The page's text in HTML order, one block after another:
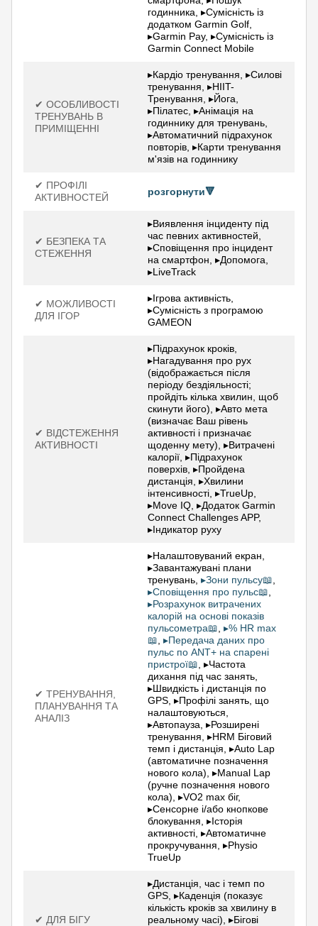
годинника, ▸Сумісність із
додатком Garmin Golf,
▸Garmin Pay, ▸Сумісність із
Garmin Connect Mobile
✔ ОСОБЛИВОСТІ
ТРЕНУВАНЬ В
ПРИМІЩЕННІ
▸Кардіо тренування, ▸Силові
тренування, ▸HIIT-
Тренування, ▸Йога,
▸Пілатес, ▸Анімація на
годиннику для тренувань,
▸Автоматичний підрахунок
повторів, ▸Карти тренування
м'язів на годиннику
✔ ПРОФІЛІ
АКТИВНОСТЕЙ
розгорнути🔻
✔ БЕЗПЕКА ТА
СТЕЖЕННЯ
▸Виявлення інциденту під
час певних активностей,
▸Сповіщення про інцидент
на смартфон, ▸Допомога,
▸LiveTrack
✔ МОЖЛИВОСТІ
ДЛЯ ІГОР
▸Ігрова активність,
▸Сумісність з програмою
GAMEON
✔ ВІДСТЕЖЕННЯ
АКТИВНОСТІ
▸Підрахунок кроків,
▸Нагадування про рух
(відображається після
періоду бездіяльності;
пройдіть кілька хвилин, щоб
скинути його), ▸Авто мета
(визначає Ваш рівень
активності і призначає
щоденну мету), ▸Витрачені
калорії, ▸Підрахунок
поверхів, ▸Пройдена
дистанція, ▸Хвилини
інтенсивності, ▸TrueUp,
▸Move IQ, ▸Додаток Garmin
Connect Challenges APP,
▸Індикатор руху
✔ ТРЕНУВАННЯ,
ПЛАНУВАННЯ ТА
АНАЛІЗ
▸Налаштовуваний екран,
▸Завантажувані плани
тренувань, ▸Зони пульсу📖
▸Сповіщення про пульс📖
▸Розрахунок витрачених
калорій на основі показів
пульсометра📖 ▸% HR max
📖 ▸Передача даних про
пульс по ANT+ на спарені
пристрої📖 , ▸Частота
дихання під час занять,
▸Швидкість і дистанція по
GPS, ▸Профілі занять, що
налаштовуються,
▸Автопауза, ▸Розширені
тренування, ▸HRM Біговий
темп і дистанція, ▸Auto Lap
(автоматичне позначення
нового кола), ▸Manual Lap
(ручне позначення нового
кола), ▸VO2 max біг,
▸Сенсорне і/або кнопкове
блокування, ▸Історія
активності, ▸Автоматичне
прокручування, ▸Physio
TrueUp
✔ ДЛЯ БІГУ
▸Дистанція, час і темп по
GPS, ▸Каденція (показує
кількість кроків за хвилину в
реальному часі), ▸Бігові